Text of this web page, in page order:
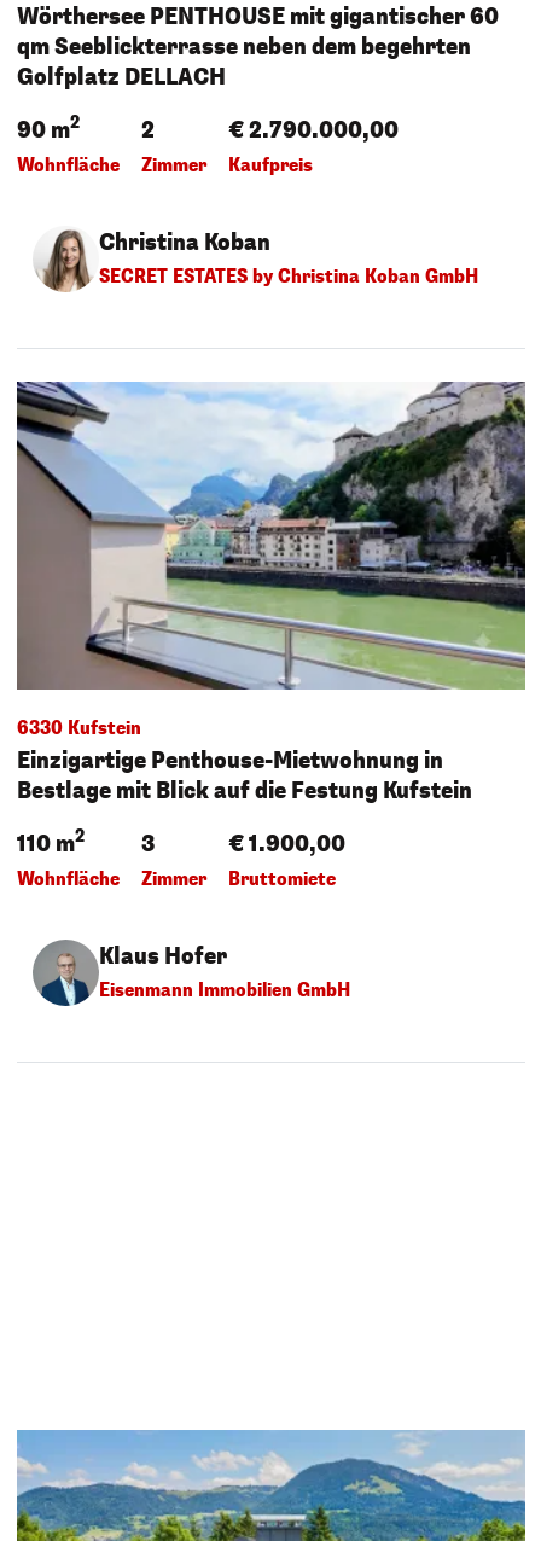
Wörthersee PENTHOUSE mit gigantischer 60
qm Seeblickterrasse neben dem begehrten
Golfplatz DELLACH
90 m2
Wohnfläche
2
Zimmer
€ 2.790.000,00
Kaufpreis
Christina Koban
SECRET ESTATES by Christina Koban GmbH
6330 Kufstein
Einzigartige Penthouse-Mietwohnung in
Bestlage mit Blick auf die Festung Kufstein
110 m2
Wohnfläche
3
Zimmer
€ 1.900,00
Bruttomiete
Klaus Hofer
Eisenmann Immobilien GmbH